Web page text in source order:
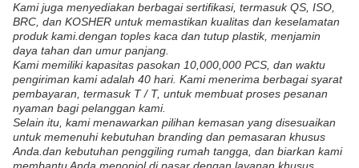
Kami juga menyediakan berbagai sertifikasi, termasuk QS, ISO,
BRC, dan KOSHER untuk memastikan kualitas dan keselamatan
produk kami.dengan toples kaca dan tutup plastik, menjamin
daya tahan dan umur panjang.
Kami memiliki kapasitas pasokan 10,000,000 PCS, dan waktu
pengiriman kami adalah 40 hari. Kami menerima berbagai syarat
pembayaran, termasuk T / T, untuk membuat proses pesanan
nyaman bagi pelanggan kami.
Selain itu, kami menawarkan pilihan kemasan yang disesuaikan
untuk memenuhi kebutuhan branding dan pemasaran khusus
Anda.dan kebutuhan penggiling rumah tangga, dan biarkan kami